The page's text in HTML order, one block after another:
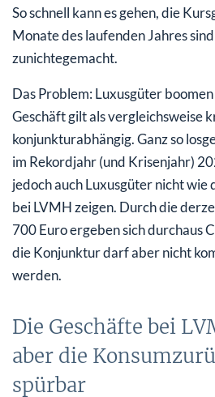
So schnell kann es gehen, die
Monate des laufenden Jahres
zunichtegemacht.
Das Problem: Luxusgüter
Geschäft gilt als vergleichsweise
konjunkturabhängig. Ganz so
im Rekordjahr (und Krisenjahr)
jedoch auch Luxusgüter nicht wie
bei LVMH zeigen. Durch die
700 Euro ergeben sich durchaus
die Konjunktur darf aber nicht
werden.
Die Geschäfte bei
aber die
spürbar